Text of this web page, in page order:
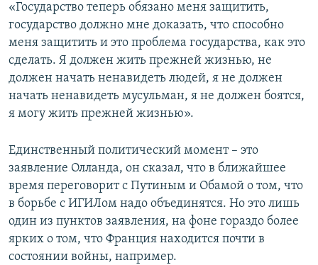
«Государство теперь обязано меня защитить,
государство должно мне доказать, что способно
меня защитить и это проблема государства, как это
сделать. Я должен жить прежней жизнью, не
должен начать ненавидеть людей, я не должен
начать ненавидеть мусульман, я не должен боятся,
я могу жить прежней жизнью».
Единственный политический момент – это
заявление Олланда, он сказал, что в ближайшее
время переговорит с Путиным и Обамой о том, что
в борьбе с ИГИЛом надо объединятся. Но это лишь
один из пунктов заявления, на фоне гораздо более
ярких о том, что Франция находится почти в
состоянии войны, например.